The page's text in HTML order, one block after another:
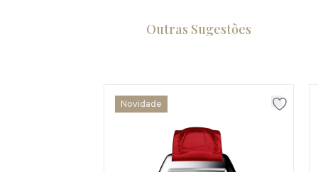
Outras Sugestões
Novidade